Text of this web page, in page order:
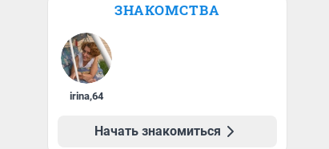
ЗНАКОМСТВА
irina,64
Начать знакомиться